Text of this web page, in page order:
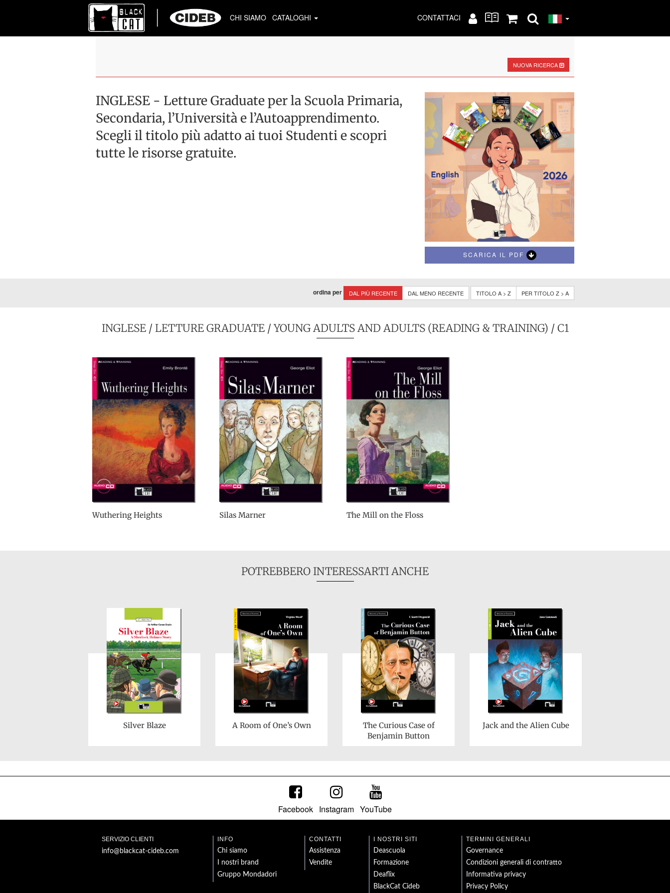
CHI SIAMO CATALOGHI CONTATTACI
NUOVA RICERCA
INGLESE - Letture Graduate per la Scuola Primaria,
Secondaria, l’Università e l’Autoapprendimento.
Scegli il titolo più adatto ai tuoi Studenti e scopri
tutte le risorse gratuite.
SCARICA IL PDF
ordina per DAL PIÙ RECENTE DAL MENO RECENTE TITOLO A > Z PER TITOLO Z > A
INGLESE/ LETTURE GRADUATE/YOUNG ADULTS AND ADULTS (READING & TRAINING) / C1
Wuthering Heights Silas Marner The Mill on the Floss
POTREBBERO INTERESSARTI ANCHE
Silver Blaze A Room of One’s Own
The Curious Case of
Benjamin Button
Jack and the Alien Cube
Facebook Instagram YouTube